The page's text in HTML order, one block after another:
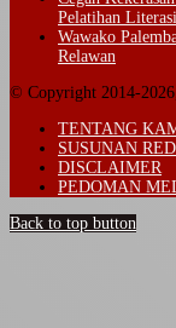
Pelatihan
Wawako
Relawan
© Copyright 2014-
TENTANG
SUSUNAN
DISCLAIMER
PEDOMAN
Back to top button